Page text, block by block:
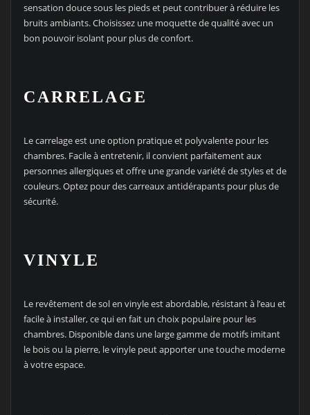
sensation douce sous les pieds et peut contribuer à réduire les
bruits ambiants. Choisissez une moquette de qualité avec un
bon pouvoir isolant pour plus de confort.
CARRELAGE
Le carrelage est une option pratique et polyvalente pour les
chambres. Facile à entretenir, il convient parfaitement aux
personnes allergiques et offre une grande variété de styles et de
couleurs. Optez pour des carreaux antidérapants pour plus de
sécurité.
VINYLE
Le revêtement de sol en vinyle est abordable, résistant à l’eau et
facile à installer, ce qui en fait un choix populaire pour les
chambres. Disponible dans une large gamme de motifs imitant
le bois ou la pierre, le vinyle peut apporter une touche moderne
à votre espace.